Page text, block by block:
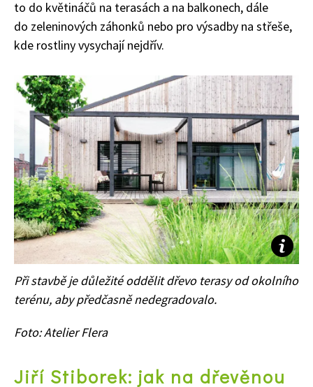
Naše krásná zahrada
to do květináčů na terasách a na balkonech, dále
do zeleninových záhonků nebo pro výsadby na střeše,
kde rostliny vysychají nejdřív.
Při stavbě je důležité oddělit dřevo terasy od okolního
terénu, aby předčasně nedegradovalo.
Foto: Atelier Flera
Jiří Stiborek: jak na dřevěnou